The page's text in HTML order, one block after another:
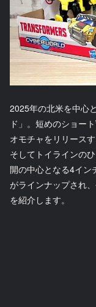
2025年の北米を中心
ド」。短めのショー
オモチャをリリース
そしてトイラインの
開の中心となる4イン
がラインナップされ
を紹介します。